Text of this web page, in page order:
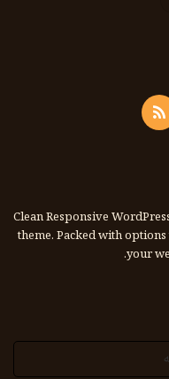
RSS
Clean Responsive
theme. Packed with
your